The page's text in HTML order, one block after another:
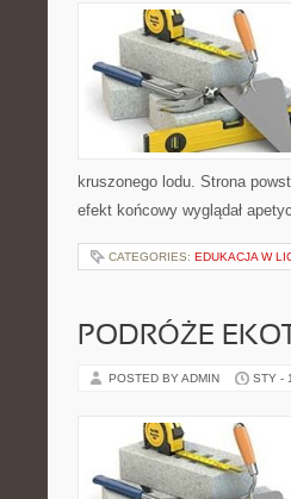
kruszonego lodu. Strona
efekt końcowy wyglądał
CATEGORIES: EDUKACJA W
PODRÓŻE
POSTED BY ADMIN STY -